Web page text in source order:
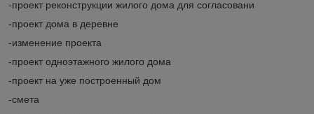
-проект реконструкции жилого дома для согласовани
-проект дома в деревне
-изменение проекта
-проект одноэтажного жилого дома
-проект на уже построенный дом
-смета